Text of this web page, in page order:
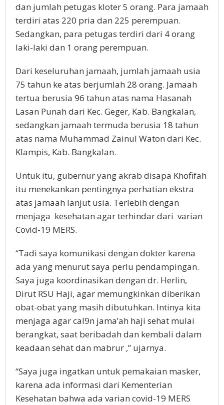
dan jumlah petugas kloter 5 orang. Para jamaah
terdiri atas 220 pria dan 225 perempuan.
Sedangkan, para petugas terdiri dari 4 orang
laki-laki dan 1 orang perempuan.
Dari keseluruhan jamaah, jumlah jamaah usia
75 tahun ke atas berjumlah 28 orang. Jamaah
tertua berusia 96 tahun atas nama Hasanah
Lasan Punah dari Kec. Geger, Kab. Bangkalan,
sedangkan jamaah termuda berusia 18 tahun
atas nama Muhammad Zainul Waton dari Kec.
Klampis, Kab. Bangkalan.
Untuk itu, gubernur yang akrab disapa Khofifah
itu menekankan pentingnya perhatian ekstra
atas jamaah lanjut usia. Terlebih dengan
menjaga kesehatan agar terhindar dari varian
Covid-19 MERS.
“Tadi saya komunikasi dengan dokter karena
ada yang menurut saya perlu pendampingan.
Saya juga koordinasikan dengan dr. Herlin,
Dirut RSU Haji, agar memungkinkan diberikan
obat-obat yang masih dibutuhkan. Intinya kita
menjaga agar cal9n jama’ah haji sehat mulai
berangkat, saat beribadah dan kembali dalam
keadaan sehat dan mabrur ,” ujarnya.
“Saya juga ingatkan untuk pemakaian masker,
karena ada informasi dari Kementerian
Kesehatan bahwa ada varian covid-19 MERS